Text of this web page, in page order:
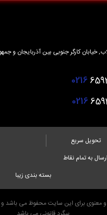
0216
0216
تحویل سریع
ارسال به تمام نقاط
بسته بندی زیبا
معنوی برای این سایت محفوظ می باشد و